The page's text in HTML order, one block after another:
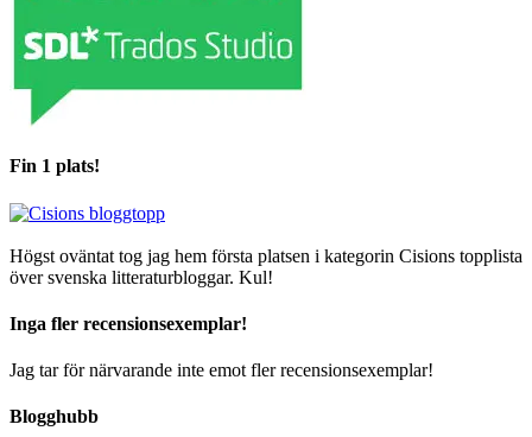
Fin 1 plats!
Högst oväntat tog jag hem första platsen i kategorin Cisions topplista
över svenska litteraturbloggar. Kul!
Inga fler recensionsexemplar!
Jag tar för närvarande inte emot fler recensionsexemplar!
Blogghubb